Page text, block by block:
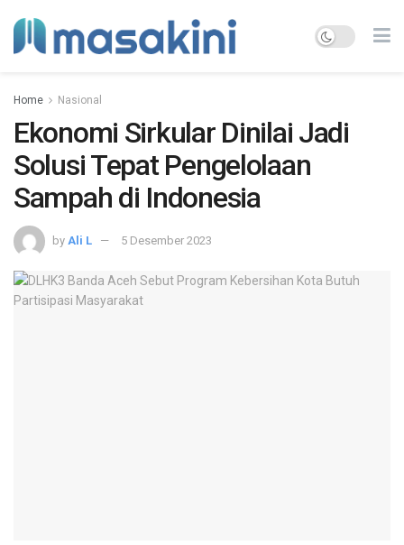
Home Nasional
Ekonomi Sirkular Dinilai Jadi
Solusi Tepat Pengelolaan
Sampah di Indonesia
by Ali L 5 Desember 2023